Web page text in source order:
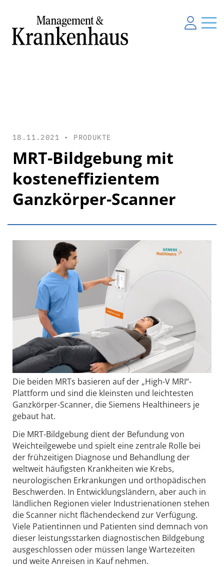
18.11.2021 • PRODUKTE
MRT-Bildgebung mit
kosteneffizientem
Ganzkörper-Scanner
Die beiden MRTs basieren auf der „High-V MRI“-
Plattform und sind die kleinsten und leichtesten
Ganzkörper-Scanner, die Siemens Healthineers je
gebaut hat.
Die MRT-Bildgebung dient der Befundung von
Weichteilgewebe und spielt eine zentrale Rolle bei
der frühzeitigen Diagnose und Behandlung der
weltweit häufigsten Krankheiten wie Krebs,
neurologischen Erkrankungen und orthopädischen
Beschwerden. In Entwicklungsländern, aber auch in
ländlichen Regionen vieler Industrienationen stehen
die Scanner nicht flächendeckend zur Verfügung.
Viele Patientinnen und Patienten sind demnach von
dieser leistungsstarken diagnostischen Bildgebung
ausgeschlossen oder müssen lange Wartezeiten
und weite Anreisen in Kauf nehmen.